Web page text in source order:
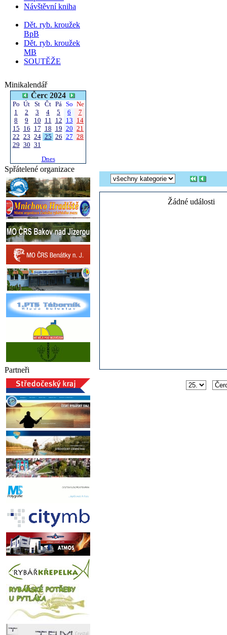
Návštěvní kniha
Dět. ryb. kroužek
BpB
Dět. ryb. kroužek
MB
SOUTĚŽE
Minikalendář
Čerc 2024
Po Út St Čt Pá So Ne
1
2 3 4 5 6
7
8
9 10 11 12 13 14
15 16 17 18 19 20 21
22 23 24 25 26 27 28
29 30 31
Dnes
Spřátelené organizace
Partneři
Žádné události